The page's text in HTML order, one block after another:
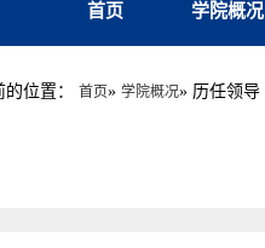
首页 学院概况
的位置： 首页» 学院概况» 历任领导